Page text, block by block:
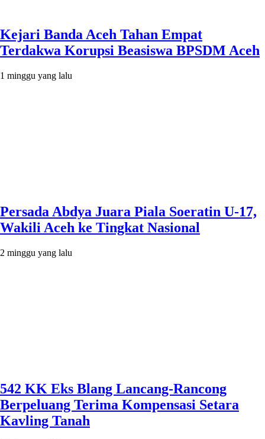
Kejari Banda Aceh Tahan Empat
Terdakwa Korupsi Beasiswa BPSDM Aceh
1 minggu yang lalu
Persada Abdya Juara Piala Soeratin U-17,
Wakili Aceh ke Tingkat Nasional
2 minggu yang lalu
542 KK Eks Blang Lancang-Rancong
Berpeluang Terima Kompensasi Setara
Kavling Tanah